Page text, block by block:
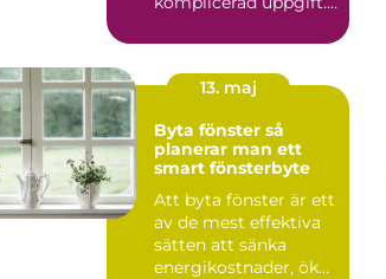
13. maj
Byta fönster så
planerar man ett
smart fönsterbyte
Att byta fönster är ett
av de mest effektiva
sätten att sänka
energikostnader, öka